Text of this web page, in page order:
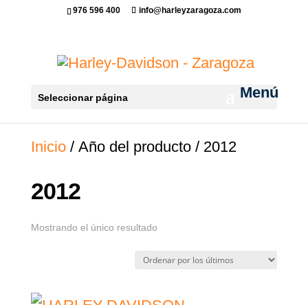
976 596 400 info@harleyzaragoza.com
Seleccionar página
Inicio/ Año del producto / 2012
2012
Mostrando el único resultado